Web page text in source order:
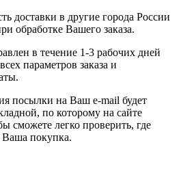
доставки в другие города России
обработке Вашего заказа.
в течение 1-3 рабочих дней
параметров заказа и
посылки на Ваш e-mail будет
по которому на сайте
сможете легко проверить, где
Ваша покупка.